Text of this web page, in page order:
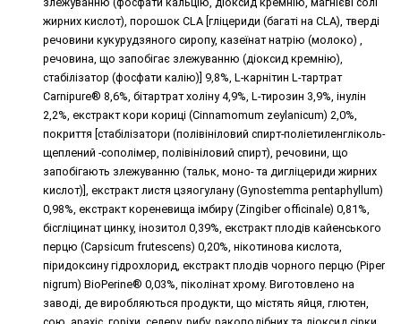
жирних кислот), порошок CLA [гліцериди (багаті на CLA), тверді
речовини кукурудзяного сиропу, казеїнат натрію (молоко) ,
речовина, що запобігає злежуванню (діоксид кремнію),
стабілізатор (фосфати калію)] 9,8%, L-карнітин L-тартрат
Carnipure® 8,6%, бітартрат холіну 4,9%, L-тирозин 3,9%, інулін
2,2%, екстракт кори кориці (Cinnamomum zeylanicum) 2,0%,
покриття [стабілізатори (полівініловий спирт-поліетиленгліколь-
щеплений -сополімер, полівініловий спирт), речовини, що
запобігають злежуванню (тальк, моно- та дигліцериди жирних
кислот)], екстракт листя цзяогулану (Gynostemma pentaphyllum)
0,98%, екстракт кореневища імбиру (Zingiber officinale) 0,81%,
бісгліцинат цинку, інозитол 0,39%, екстракт плодів кайенського
перцю (Capsicum frutescens) 0,20%, нікотинова кислота,
піридоксину гідрохлорид, екстракт плодів чорного перцю (Piper
nigrum) BioPerine® 0,03%, піколінат хрому. Виготовлено на
заводі, де виробляються продукти, що містять яйця, глютен,